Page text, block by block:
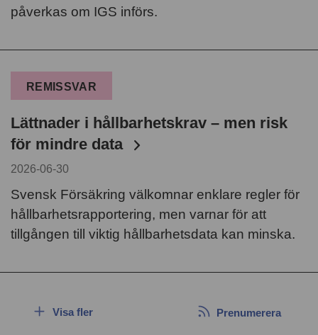
påverkas om IGS införs.
REMISSVAR
Lättnader i hållbarhetskrav – men risk
för mindre data
2026-06-30
Svensk Försäkring välkomnar enklare regler för
hållbarhetsrapportering, men varnar för att
tillgången till viktig hållbarhetsdata kan minska.
Visa fler Prenumerera